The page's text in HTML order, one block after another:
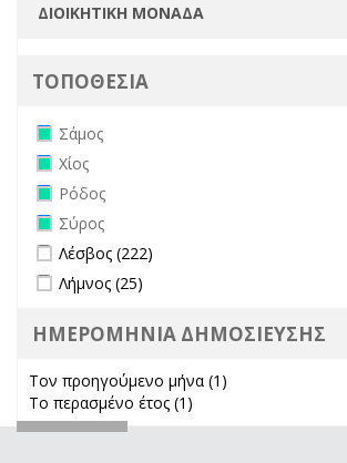
ΤΟΠΟΘΕΣΙΑ
Remove Σάμος filter
Σάμος
Remove Χίος filter
Χίος
Remove Ρόδος filter
Ρόδος
Remove Σύρος filter
Σύρος
Apply Λέσβος filter
Λέσβος (222)
Apply Λήμνος filter
Λήμνος (25)
ΗΜΕΡΟΜΗΝΙΑ ΔΗΜΟΣΙΕΥΣΗΣ
Τον προηγούμενο μήνα (1)
Το περασμένο έτος (1)